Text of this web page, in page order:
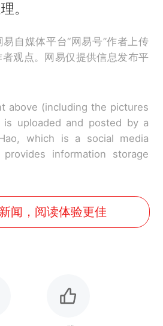
。
自媒体平台“网易号”作者上传
观点。网易仅提供信息发布平
above (including the pictures
uploaded and posted by a
which is a social media
information storage
闻，阅读体验更佳